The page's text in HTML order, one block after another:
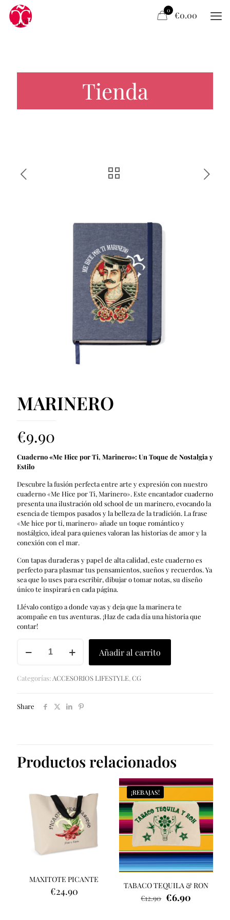
0 €0.00
Tienda
MARINERO
€9.90
Cuaderno «Me Hice por Ti, Marinero»: Un Toque de Nostalgia y
Estilo
Descubre la fusión perfecta entre arte y expresión con nuestro
cuaderno «Me Hice por Ti, Marinero». Este encantador cuaderno
presenta una ilustración old school de un marinero, evocando la
esencia de tiempos pasados y la belleza de la tradición. La frase
«Me hice por ti, marinero» añade un toque romántico y
nostálgico, ideal para quienes valoran las historias de amor y la
conexión con el mar.
Con tapas duraderas y papel de alta calidad, este cuaderno es
perfecto para plasmar tus pensamientos, sueños y recuerdos. Ya
sea que lo uses para escribir, dibujar o tomar notas, su diseño
único te inspirará en cada página.
Llévalo contigo a donde vayas y deja que la marinera te
acompañe en tus aventuras. ¡Haz de cada día una historia que
contar!
cantidad
Añadir al carrito
Categorías: ACCESORIOS LIFESTYLE, CG
Share
Productos relacionados
MAXITOTE PICANTE
€24.90
¡REBAJAS!
TABACO TEQUILA & RON
€12.90 El
precio
€6.90